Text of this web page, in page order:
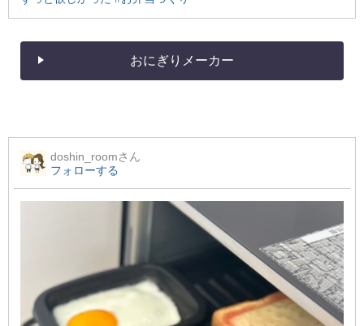
おにぎりメーカー
doshin_roomさん
フォローする